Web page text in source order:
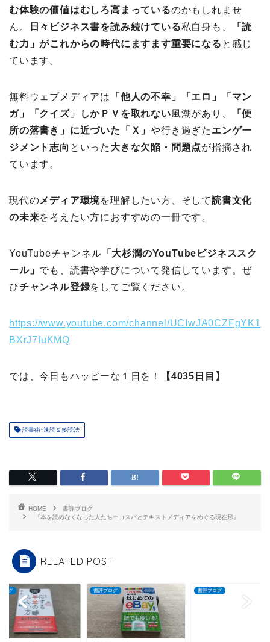
む体験の価値はむしろ高まっているのかもしれませ
ん。
日々ビジネス書を読み続けている私自身も、
「読
む力」がこれからの時代にますます重要になる と感じ
ています。
無料ウェブメディアは
「他人の不幸」「エロ」「マン
ガ」「クイズ」しかＰＶを取れない風潮があり、
「便
所の落書き」に近づいた「Ｘ」や行き過ぎた エンゲー
ジメント志向 といった 大きな欠陥・問題点が指摘され
ています。
現代のメディア環境を理解したい方、そして読書文化
の未来を考えたい方におすすめの一冊です。
YouTubeチャンネル 「大杉潤のYouTubeビジネススク
ール」 でも、読書や学びについて発信しています。ぜ
ひチャンネル登録をしてご覧ください。
https://www.youtube.com/channel/UCIwJA0CZFgYK1
BXrJ7fuKMQ
では、今日もハッピーな１日を！ 【4035日目】
読書術･速読＆多読法
HOME
書評ブログ
『本を読めなくなった人たちーコスパとテキストメディアをめぐる現在形』
RELATED POST
ログ 書評ブログ 書評ブログ